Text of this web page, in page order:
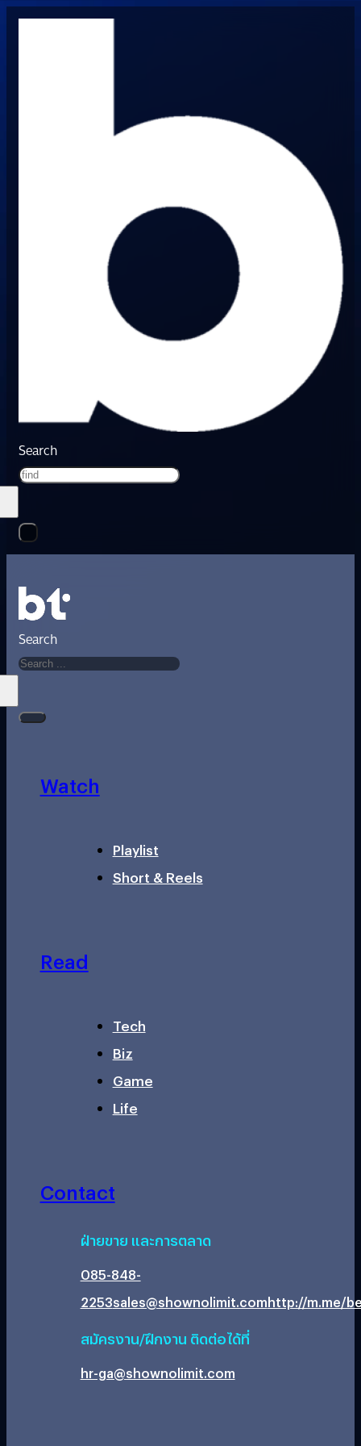
Search
Search
Watch
Playlist
Short & Reels
Read
Tech
Biz
Game
Life
Contact
ฝ่ายขาย และการตลาด
085-848-
2253sales@shownolimit.comhttp://m.me/
สมัครงาน/ฝึกงาน ติดต่อได้ที่
hr-ga@shownolimit.com